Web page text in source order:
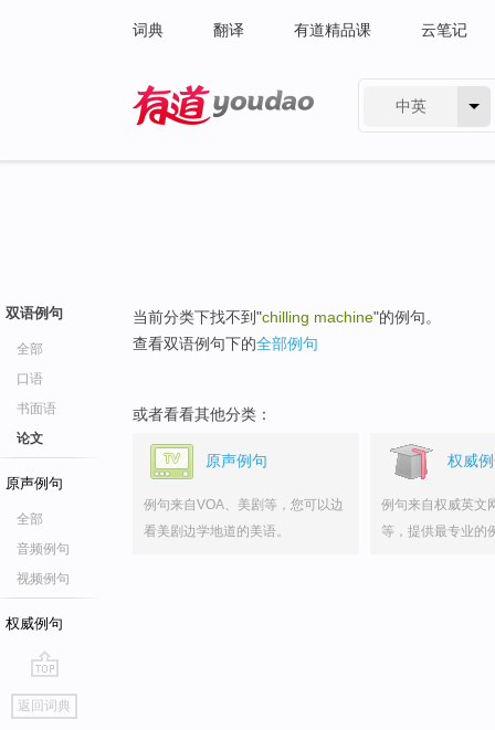
词典 翻译 有道精品课 云笔记
中英
双语例句
全部
口语
书面语
论文
原声例句
全部
音频例句
视频例句
权威例句
go
top
返回词典
当前分类下找不到"chilling machine"的例句。
查看双语例句下的全部例句
或者看看其他分类：
原声例句
例句来自VOA、美剧等，您可以边
看美剧边学地道的美语。
权威
例句来自权威英文
等，提供最专业的